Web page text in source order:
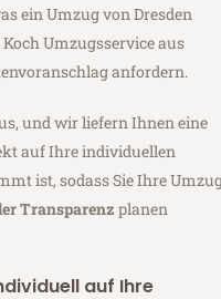
ein Umzug von Dresden
Umzugsservice aus
anfordern.
und wir liefern Ihnen eine
auf Ihre individuellen
ist, sodass Sie Ihre
Transparenz planen
auf Ihre